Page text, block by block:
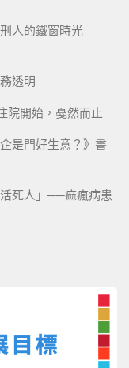
人的鐵窗時光
透明
院開始，戞然而止
是門好生意？》書
死人」──痲瘋病患